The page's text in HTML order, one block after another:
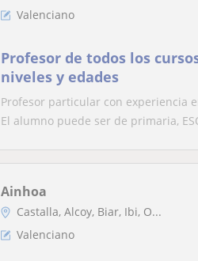
Valenciano
Profesor de todos los
niveles y edades
Profesor particular con experiencia
El alumno puede ser de primaria,
Ainhoa
Castalla, Alcoy, Biar, Ibi, O...
Valenciano